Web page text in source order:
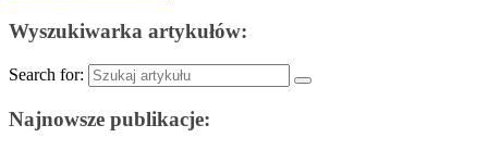
Wyszukiwarka artykułów:
Search for:
Najnowsze publikacje: